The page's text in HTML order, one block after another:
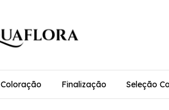
Coloração Finalização Seleção